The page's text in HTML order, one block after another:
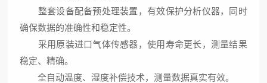
整套设备配备预处理装置，有效保护分析仪器，同时
确保数据的准确性和稳定性。
采用原装进口气体传感器，使用寿命更长，测量结果
稳定、精确。
全自动温度、湿度补偿技术，测量数据真实有效。